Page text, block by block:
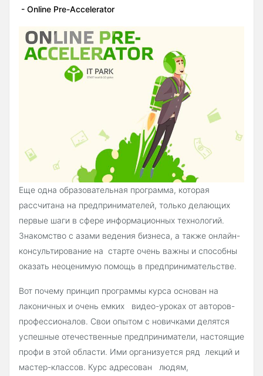
- Online Pre-Accelerator
Еще одна образовательная программа, которая
рассчитана на предпринимателей, только делающих
первые шаги в сфере информационных технологий.
Знакомство с азами ведения бизнеса, а также онлайн-
консультирование на старте очень важны и способны
оказать неоценимую помощь в предпринимательстве.
Вот почему принцип программы курса основан на
лаконичных и очень емких видео-уроках от авторов-
профессионалов. Свои опытом с новичками делятся
успешные отечественные предприниматели, настоящие
профи в этой области. Ими организуется ряд лекций и
мастер-классов. Курс адресован людям,